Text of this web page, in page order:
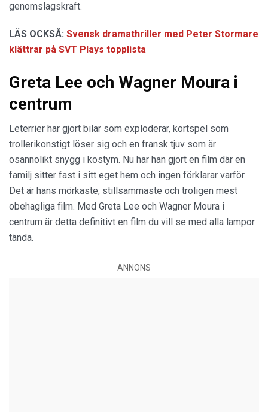
genomslagskraft.
LÄS OCKSÅ: Svensk dramathriller med Peter Stormare
klättrar på SVT Plays topplista
Greta Lee och Wagner Moura i
centrum
Leterrier har gjort bilar som exploderar, kortspel som
trollerikonstigt löser sig och en fransk tjuv som är
osannolikt snygg i kostym. Nu har han gjort en film där en
familj sitter fast i sitt eget hem och ingen förklarar varför.
Det är hans mörkaste, stillsammaste och troligen mest
obehagliga film. Med Greta Lee och Wagner Moura i
centrum är detta definitivt en film du vill se med alla lampor
tända.
ANNONS